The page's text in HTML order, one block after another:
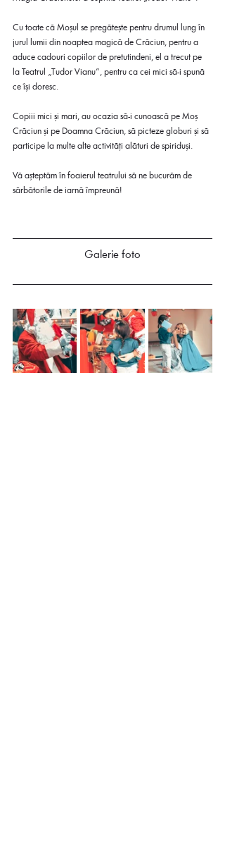
Cu toate că Moșul se pregătește pentru drumul lung în
jurul lumii din noaptea magică de Crăciun, pentru a
aduce cadouri copiilor de pretutindeni, el a trecut pe
la Teatrul „Tudor Vianu”, pentru ca cei mici să-i spună
ce își doresc.
Copiii mici și mari, au ocazia să-i cunoască pe Moș
Crăciun și pe Doamna Crăciun, să picteze globuri și să
participe la multe alte activități alături de spiriduși.
Vă așteptăm în foaierul teatrului să ne bucurăm de
sărbătorile de iarnă împreună!
Galerie foto